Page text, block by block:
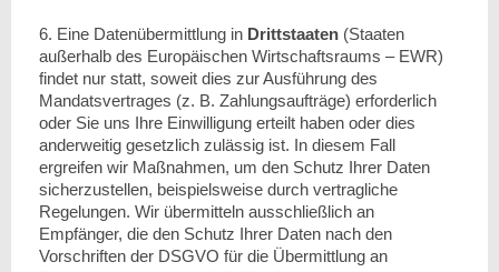
6. Eine Datenübermittlung in Drittstaaten (Staaten
außerhalb des Europäischen Wirtschaftsraums – EWR)
findet nur statt, soweit dies zur Ausführung des
Mandatsvertrages (z. B. Zahlungsaufträge) erforderlich
oder Sie uns Ihre Einwilligung erteilt haben oder dies
anderweitig gesetzlich zulässig ist. In diesem Fall
ergreifen wir Maßnahmen, um den Schutz Ihrer Daten
sicherzustellen, beispielsweise durch vertragliche
Regelungen. Wir übermitteln ausschließlich an
Empfänger, die den Schutz Ihrer Daten nach den
Vorschriften der DSGVO für die Übermittlung an